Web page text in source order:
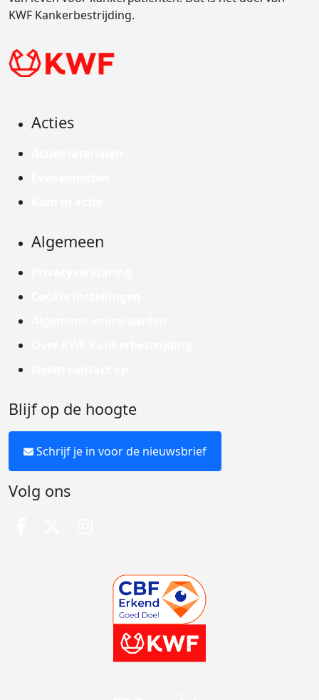
KWF Kankerbestrijding.
Acties
Algemeen
Blijf op de hoogte
Schrijf je in voor de nieuwsbrief
Volg ons